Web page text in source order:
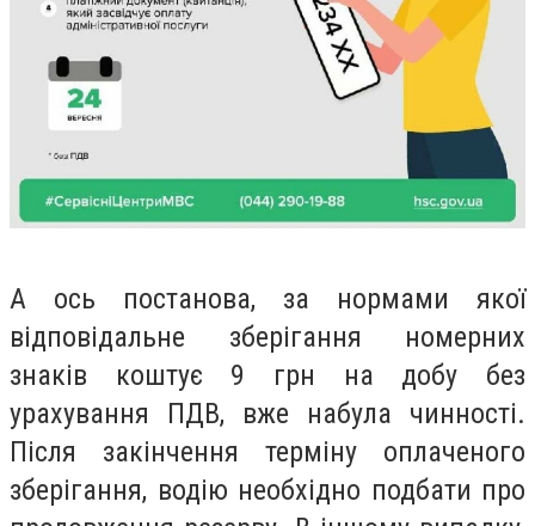
А ось постанова, за нормами якої
відповідальне зберігання номерних
знаків коштує 9 грн на добу без
урахування ПДВ, вже набула чинності.
Після закінчення терміну оплаченого
зберігання, водію необхідно подбати про